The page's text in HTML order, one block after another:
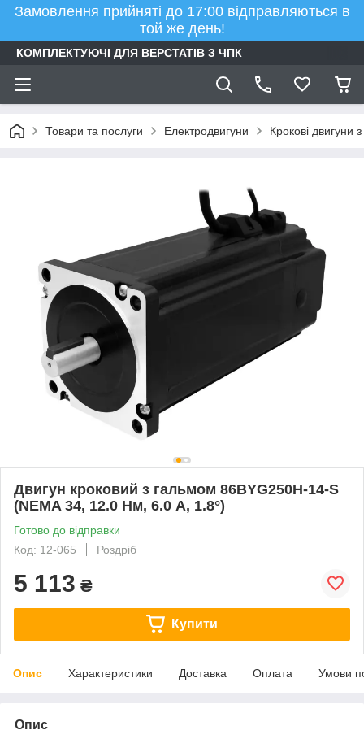
Замовлення прийняті до 17:00 відправляються в
той же день!
КОМПЛЕКТУЮЧІ ДЛЯ ВЕРСТАТІВ З ЧПК
Товари та послуги Електродвигуни Крокові двигуни
Двигун кроковий з гальмом 86BYG250H-14-S
(NEMA 34, 12.0 Нм, 6.0 А, 1.8°)
Готово до відправки
Код: 12-065
Роздріб
5 113 ₴
Купити
Опис Характеристики Доставка Оплата Умови
Опис